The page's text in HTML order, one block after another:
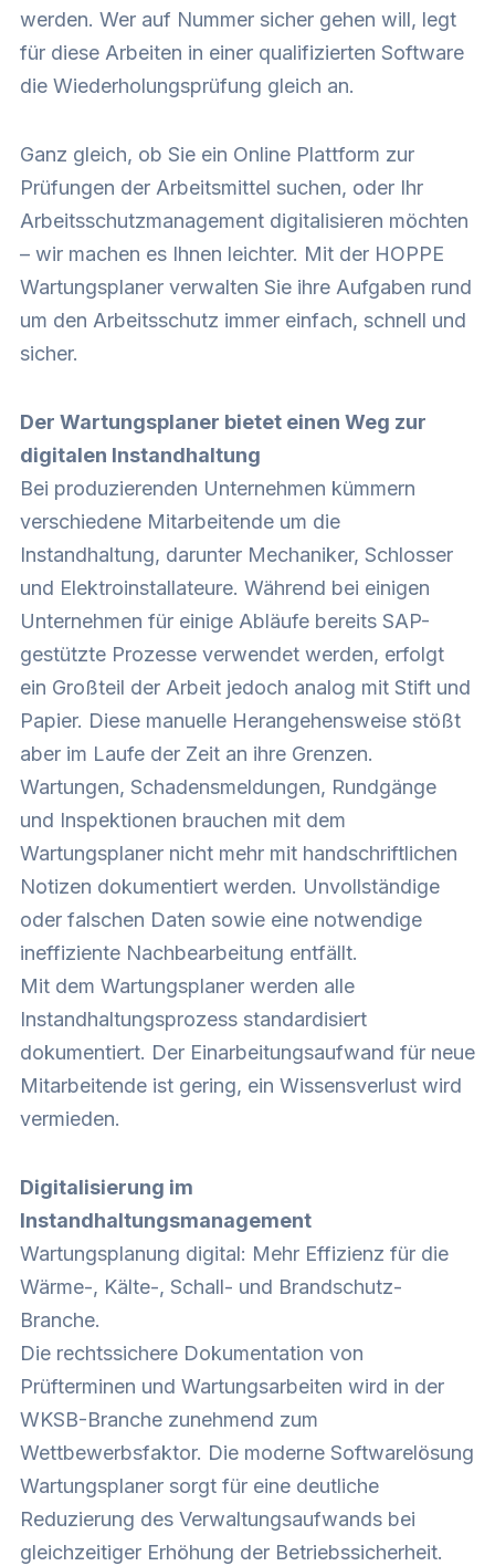
werden. Wer auf Nummer sicher gehen will, legt
für diese Arbeiten in einer qualifizierten Software
die Wiederholungsprüfung gleich an.
Ganz gleich, ob Sie ein Online Plattform zur
Prüfungen der Arbeitsmittel suchen, oder Ihr
Arbeitsschutzmanagement digitalisieren möchten
– wir machen es Ihnen leichter. Mit der HOPPE
Wartungsplaner verwalten Sie ihre Aufgaben rund
um den Arbeitsschutz immer einfach, schnell und
sicher.
Der Wartungsplaner bietet einen Weg zur
digitalen Instandhaltung
Bei produzierenden Unternehmen kümmern
verschiedene Mitarbeitende um die
Instandhaltung, darunter Mechaniker, Schlosser
und Elektroinstallateure. Während bei einigen
Unternehmen für einige Abläufe bereits SAP-
gestützte Prozesse verwendet werden, erfolgt
ein Großteil der Arbeit jedoch analog mit Stift und
Papier. Diese manuelle Herangehensweise stößt
aber im Laufe der Zeit an ihre Grenzen.
Wartungen, Schadensmeldungen, Rundgänge
und Inspektionen brauchen mit dem
Wartungsplaner nicht mehr mit handschriftlichen
Notizen dokumentiert werden. Unvollständige
oder falschen Daten sowie eine notwendige
ineffiziente Nachbearbeitung entfällt.
Mit dem Wartungsplaner werden alle
Instandhaltungsprozess standardisiert
dokumentiert. Der Einarbeitungsaufwand für neue
Mitarbeitende ist gering, ein Wissensverlust wird
vermieden.
Digitalisierung im
Instandhaltungsmanagement
Wartungsplanung digital: Mehr Effizienz für die
Wärme-, Kälte-, Schall- und Brandschutz-
Branche.
Die rechtssichere Dokumentation von
Prüfterminen und Wartungsarbeiten wird in der
WKSB-Branche zunehmend zum
Wettbewerbsfaktor. Die moderne Softwarelösung
Wartungsplaner sorgt für eine deutliche
Reduzierung des Verwaltungsaufwands bei
gleichzeitiger Erhöhung der Betriebssicherheit.